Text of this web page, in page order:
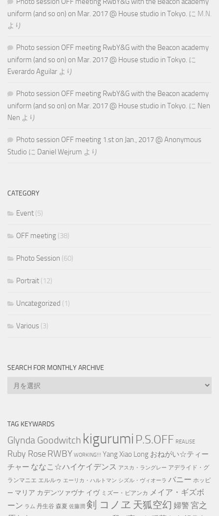
uniform (and so on) on Mar. 2017 @ House studio in Tokyo. に M.N.
より
Photo session OFF meeting RwbY&G with the Beacon academy
uniform (and so on) on Mar. 2017 @ House studio in Tokyo. に
Everardo Aguilar より
Photo session OFF meeting RwbY&G with the Beacon academy
uniform (and so on) on Mar. 2017 @ House studio in Tokyo. に Nen
Nen より
Photo session OFF meeting 1.st on Jan., 2017 @ Anonymous
Studio に Daniel Wejrum より
CATEGORY
Event (5)
OFF meeting (38)
Photo Session (60)
Portrait (12)
Uncategorized (1)
Various (3)
SEARCH FOR MONTHLY ARCHIVE
Search
TAG KEYWARDS
Glynda Goodwitch kigurumi P.S.OFF REALISE
Ruby Rose RWBY WORKING!!! Yang Xiao Long おねがい☆ティー
チャー ななこ☆ハイケイデンス アスカ・ラングレー アデライド・グ
ランマニエ エルルゥ エーリカ・ハルトマン シズル・ヴィオーラ バニー ホッピ
ー マリア カデンツァヴナ イヴ ミズー・ビアンカ
メイア・ギズボ
ーン ラム 丹生谷 森夏 佐藤潤 剣 コノヱ 天狐空幻 婦警 宮之